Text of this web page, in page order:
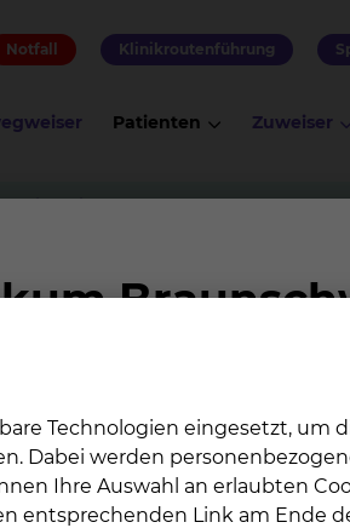
Notfall Klinikroutenführung
Patienten Zuweiser
Famulatur
medizinischen Fachrichtungen
Technologien eingesetzt,
Dabei werden
Ihre Auswahl an erlaubten
entsprechenden Link am Ende